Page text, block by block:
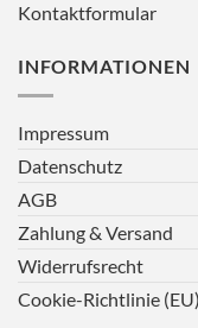
Kontaktformular
INFORMATIONEN
Impressum
Datenschutz
AGB
Zahlung & Versand
Widerrufsrecht
Cookie-Richtlinie (EU)